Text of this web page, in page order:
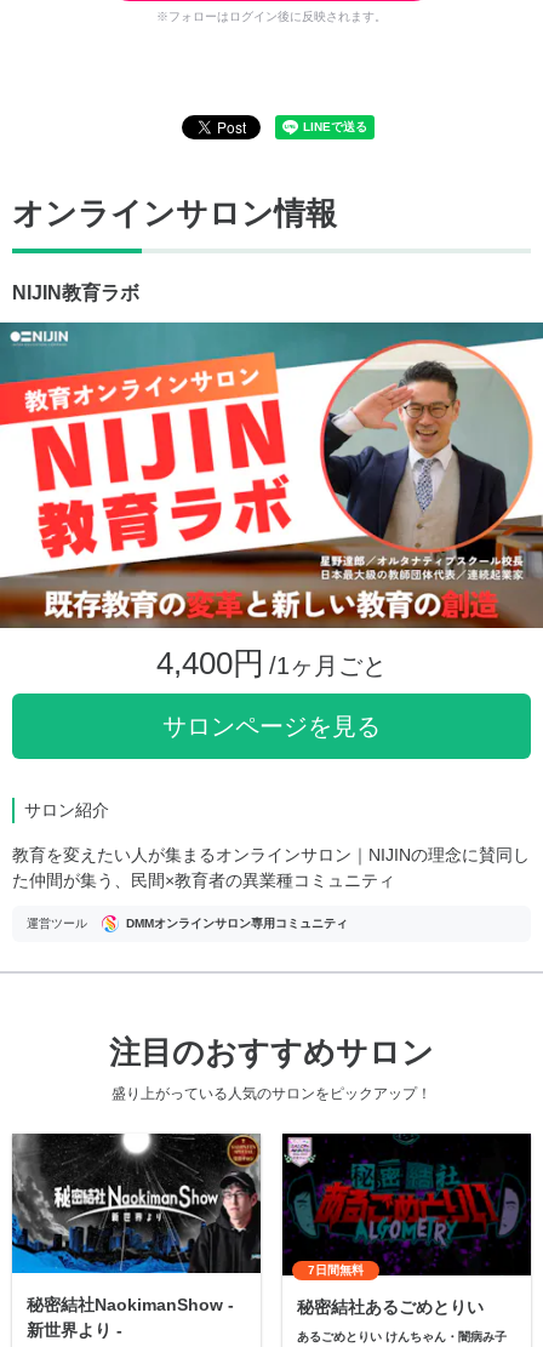
※フォローはログイン後に反映されます。
オンラインサロン情報
NIJIN教育ラボ
4,400円 /1ヶ月ごと
サロンページを見る
サロン紹介
教育を変えたい人が集まるオンラインサロン｜NIJINの理念に賛同し
た仲間が集う、民間×教育者の異業種コミュニティ
運営ツール DMMオンラインサロン専用コミュニティ
注目のおすすめサロン
盛り上がっている人気のサロンをピックアップ！
秘密結社NaokimanShow -
新世界より -
7日間無料
秘密結社あるごめとりい
あるごめとりい けんちゃん・闇病み子